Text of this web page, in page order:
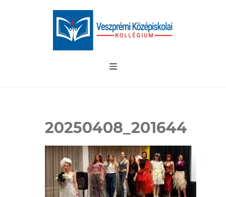
20250408_201644